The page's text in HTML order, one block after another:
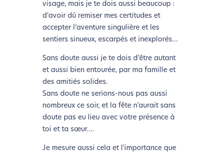
visage, mais je te dois aussi beaucoup :
d’avoir dû remiser mes certitudes et
accepter l’aventure singulière et les
sentiers sinueux, escarpés et inexplorés…
Sans doute aussi je te dois d’être autant
et aussi bien entourée, par ma famille et
des amitiés solides.
Sans doute ne serions-nous pas aussi
nombreux ce soir, et la fête n’aurait sans
doute pas eu lieu avec votre présence à
toi et ta sœur….
Je mesure aussi cela et l’importance que